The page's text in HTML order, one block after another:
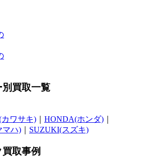
買取一覧
ワサキ)
HONDA(ホンダ)
マハ)
SUZUKI(スズキ)
取事例